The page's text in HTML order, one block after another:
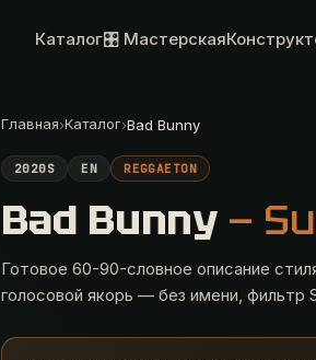
Каталог🎛 Мастерская
Главная›Каталог›Bad Bunny
2020S EN REGGAETON
Bad Bunny —
Готовое 60-90-словное описание
голосовой якорь — без имени, фильтр